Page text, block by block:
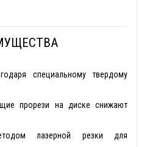
специальному твердому
прорези на диске снижают
лазерной резки для